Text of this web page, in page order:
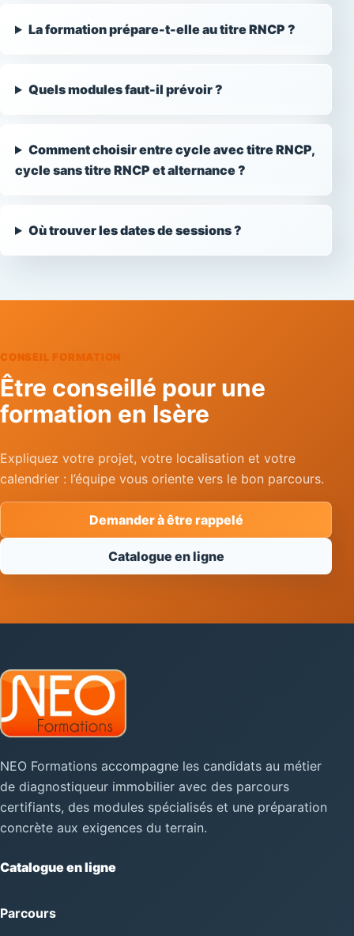
La formation prépare-t-elle au titre RNCP ?
Quels modules faut-il prévoir ?
Comment choisir entre cycle avec titre RNCP,
cycle sans titre RNCP et alternance ?
Où trouver les dates de sessions ?
CONSEIL FORMATION
Être conseillé pour une
formation en Isère
Expliquez votre projet, votre localisation et votre
calendrier : l’équipe vous oriente vers le bon parcours.
Demander à être rappelé
Catalogue en ligne
NEO Formations accompagne les candidats au métier
de diagnostiqueur immobilier avec des parcours
certifiants, des modules spécialisés et une préparation
concrète aux exigences du terrain.
Catalogue en ligne
Parcours